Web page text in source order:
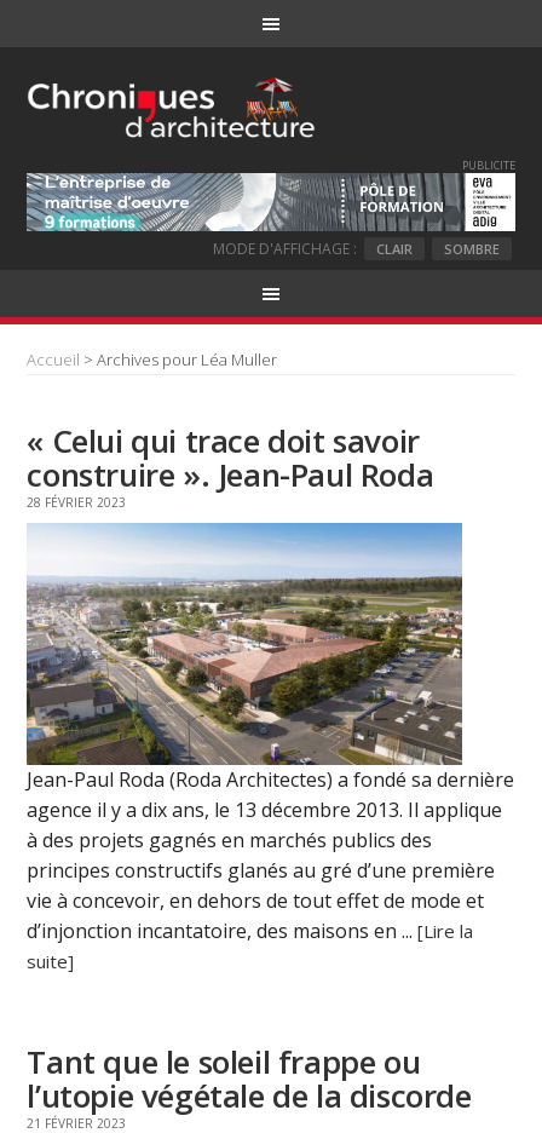
PUBLICITE
MODE D'AFFICHAGE : CLAIR SOMBRE
Accueil > Archives pour Léa Muller
« Celui qui trace doit savoir
construire ». Jean-Paul Roda
28 FÉVRIER 2023
Jean-Paul Roda (Roda Architectes) a fondé sa dernière
agence il y a dix ans, le 13 décembre 2013. Il applique
à des projets gagnés en marchés publics des
principes constructifs glanés au gré d’une première
vie à concevoir, en dehors de tout effet de mode et
d’injonction incantatoire, des maisons en ...[Lire la
suite]
Tant que le soleil frappe ou
l’utopie végétale de la discorde
21 FÉVRIER 2023